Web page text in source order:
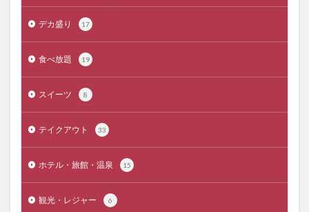
デカ盛り 17
食べ放題 19
スイーツ 8
テイクアウト 33
ホテル・旅館・温泉 15
観光・レジャー 6